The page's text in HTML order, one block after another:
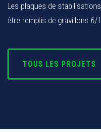
Contact
Les plaques de
être remplis de gravillons 6/
TOUS LES PROJETS